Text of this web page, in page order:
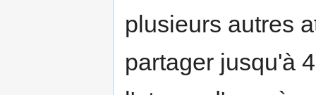
plusieurs autres
partager jusqu'à